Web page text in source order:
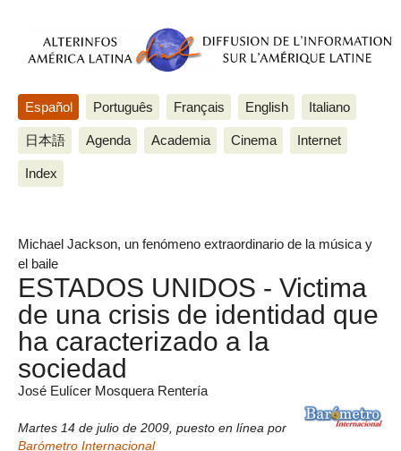
Español Português Français English Italiano
日本語 Agenda Academia Cinema Internet
Index
Michael Jackson, un fenómeno extraordinario de la música y
el baile
ESTADOS UNIDOS - Victima
de una crisis de identidad que
ha caracterizado a la
sociedad
José Eulícer Mosquera Rentería
Martes 14 de julio de 2009 puesto en línea por
Barómetro Internacional